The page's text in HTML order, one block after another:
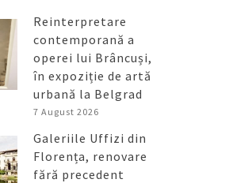
Reinterpretare
contemporană a
operei lui Brâncuși,
în expoziție de artă
urbană la Belgrad
7 August 2026
Galeriile Uffizi din
Florența, renovare
fără precedent